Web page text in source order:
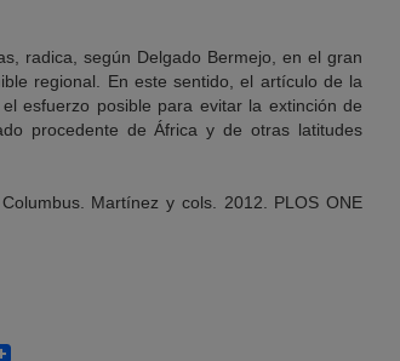
radica, según Delgado Bermejo, en el gran
regional. En este sentido, el artículo de la
esfuerzo posible para evitar la extinción de
procedente de África y de otras latitudes
Martínez y cols. 2012. PLOS ONE